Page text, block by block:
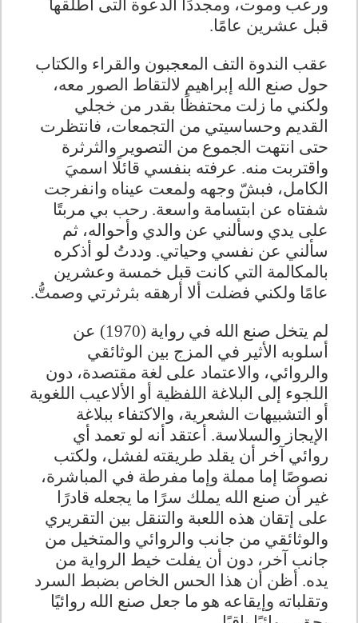
ورعب وموت، ومجددًا الدعوة التى أطلقها
قبل عشرين عامًا.
عقب الندوة التف المعجبون والقراء والكتاب
حول صنع الله إبراهيم لالتقاط الصور معه،
ولكني ما زلت محتفظًا بقدر من خجلي
القديم وحساسيتي من التجمعات، فانتظرت
حتى انتهت الجموع من التصوير والثرثرة
واقتربت منه. عرفته بنفسي قائلًا اسميَ
الكامل، فبشّ وجهه ولمعت عيناه وانفرجت
شفتاه عن ابتسامة واسعة. رحب بي مربتًا
على يدي وسألني عن والدي وأحواله، ثم
سألني عن نفسي وحياتي. وددتُ لو أذكره
بالمكالمة التي كانت قبل خمسة وعشرين
عامًا ولكني فضلت ألا أرهقه بثرثرتي وصمتُّ.
لم يتخل صنع الله في رواية (1970) عن
أسلوبه الأثير في المزج بين الوثائقي
والروائي، والاعتماد على لغة مقتصدة، دون
اللجوء إلى البلاغة اللفظية أو الألاعيب اللغوية
أو التشبيهات الشعرية، والاكتفاء ببلاغة
الإيجاز والسلاسة. أعتقد أنه لو تعمد أي
روائي آخر أن يقلد طريقته لفشل، ولكتب
نصوصًا إما مملة وإما مفرطة في المباشرة،
غير أن صنع الله يملك سرًا ما يجعله قادرًا
على إتقان هذه اللعبة والتنقل بين التقريري
والوثائقي من جانب والروائي والمتخيل من
جانب آخر، دون أن يفلت خيط الرواية من
يده. أظن أن هذا الحس الخاص بضبط السرد
وتقلباته وإيقاعه هو ما جعل صنع الله روائيًا